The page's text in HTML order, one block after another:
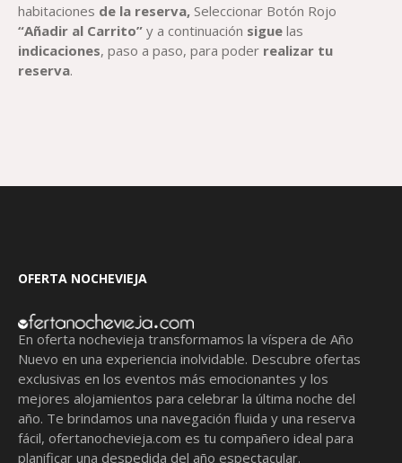
habitaciones de la reserva, Seleccionar Botón Rojo
“Añadir al Carrito” y a continuación sigue las
indicaciones, paso a paso, para poder realizar tu
reserva.
OFERTA NOCHEVIEJA
En oferta nochevieja transformamos la víspera de Año
Nuevo en una experiencia inolvidable. Descubre ofertas
exclusivas en los eventos más emocionantes y los
mejores alojamientos para celebrar la última noche del
año. Te brindamos una navegación fluida y una reserva
fácil,ofertanochevieja.com es tu compañero ideal para
planificar una despedida del año espectacular.